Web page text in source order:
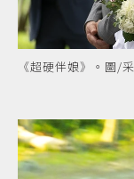
《超硬伴娘》。圖/